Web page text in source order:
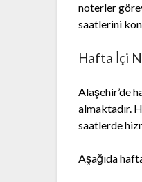
noterler
saatlerini
Hafta İçi
Alaşehir’de
almaktadır.
saatlerde
Aşağıda